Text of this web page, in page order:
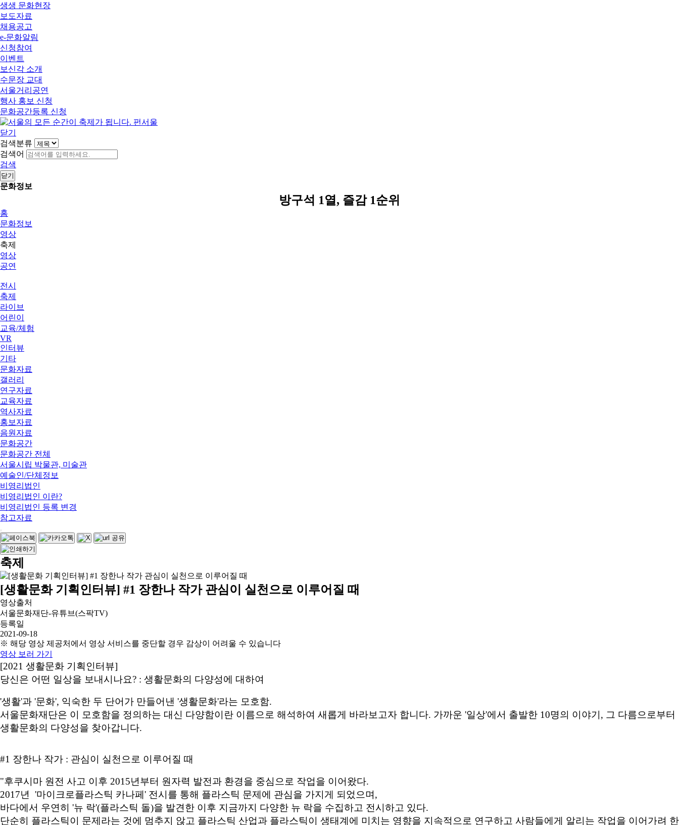
생생 문화현장
보도자료
채용공고
e-문화알림
신청참여
이벤트
보신각 소개
수문장 교대
서울거리공연
행사 홍보 신청
문화공간등록 신청
닫기
검색분류
검색어
검색
닫기
문화정보
방구석 1열, 즐감 1순위
홈
문화정보
영상
축제
영상
공연
전시
축제
라이브
어린이
교육/체험
VR
인터뷰
기타
문화자료
갤러리
연구자료
교육자료
역사자료
홍보자료
음원자료
문화공간
문화공간 전체
서울시립 박물관, 미술관
예술인/단체정보
비영리법인
비영리법인 이란?
비영리법인 등록 변경
참고자료
축제
[생활문화 기획인터뷰] #1 장한나 작가 관심이 실천으로 이루어질 때
영상출처
서울문화재단-유튜브(스팍TV)
등록일
2021-09-18
※ 해당 영상 제공처에서 영상 서비스를 중단할 경우 감상이 어려울 수 있습니다
영상 보러 가기
[2021 생활문화 기획인터뷰]
당신은 어떤 일상을 보내시나요? : 생활문화의 다양성에 대하여
'생활'과 '문화', 익숙한 두 단어가 만들어낸 '생활문화'라는 모호함.
서울문화재단은 이 모호함을 정의하는 대신 다양함이란 이름으로 해석하여 새롭게 바라보고자 합니다. 가까운 '일상'에서 출발한 10명의 이야기, 그 다름으로부터
생활문화의 다양성을 찾아갑니다.
#1 장한나 작가 : 관심이 실천으로 이루어질 때
"후쿠시마 원전 사고 이후 2015년부터 원자력 발전과 환경을 중심으로 작업을 이어왔다.
2017년 '마이크로플라스틱 카나페' 전시를 통해 플라스틱 문제에 관심을 가지게 되었으며,
바다에서 우연히 '뉴 락'(플라스틱 돌)을 발견한 이후 지금까지 다양한 뉴 락을 수집하고 전시하고 있다.
단순히 플라스틱이 문제라는 것에 멈추지 않고 플라스틱 산업과 플라스틱이 생태계에 미치는 영향을 지속적으로 연구하고 사람들에게 알리는 작업을 이어가려 한